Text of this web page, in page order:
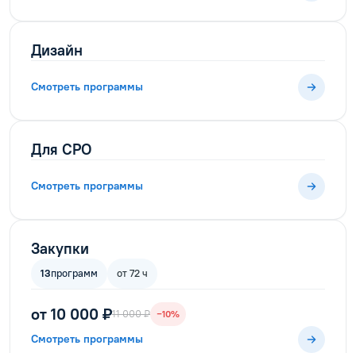
Дизайн
Смотреть программы
Для СРО
Смотреть программы
Закупки
13программ от 72 ч
от 10 000 ₽11 000 ₽ −10%
Смотреть программы